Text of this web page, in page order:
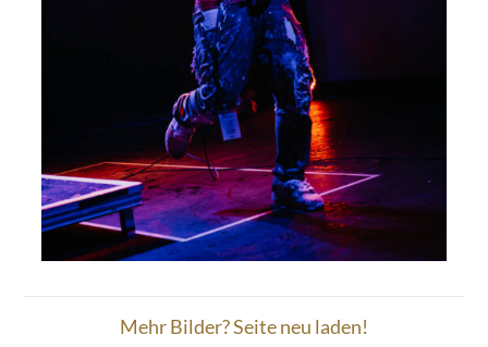
Mehr Bilder? Seite neu laden!